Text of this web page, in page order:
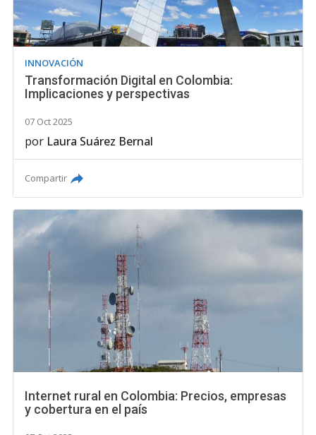
INNOVACIÓN
Transformación Digital en Colombia:
Implicaciones y perspectivas
07 Oct 2025
por Laura Suárez Bernal
Compartir
Internet rural en Colombia: Precios, empresas
y cobertura en el país